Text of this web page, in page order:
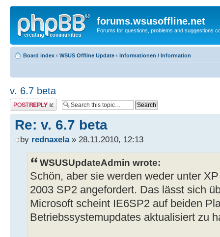
forums.wsusoffline.net
Forums for questions, problems and suggestions
Board index ‹ WSUS Offline Update ‹ Informationen / Information
v. 6.7 beta
Post a reply
Re: v. 6.7 beta
by rednaxela» 28.11.2010, 12:13
WSUSUpdateAdmin wrote:
Schön, aber sie werden weder unter
2003 SP2 angefordert. Das lässt sich
Microsoft scheint IE6SP2 auf beiden
Betriebssystemupdates aktualisiert zu